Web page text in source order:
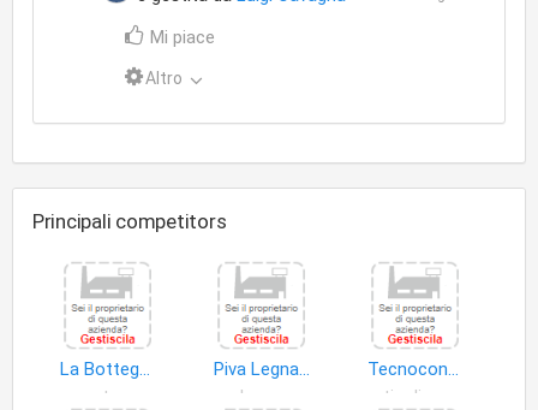
Mi piace
Altro
Principali competitors
La Bottega Della Carta S.A.S Ingrosso e Dettaglio di Ghiozzi DOTT. Matteo & C
cartone
Piva Legnami di Paolo Piva e C. S.n.c
legno
Tecnocontabile di Solaro RAG.MARIO